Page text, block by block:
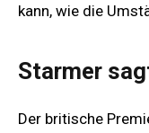
kann, wie die
Starmer
Der britische